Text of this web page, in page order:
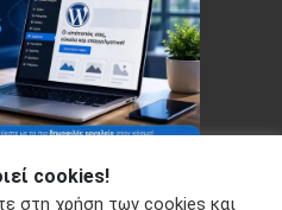
cookies!
στη χρήση των cookies και